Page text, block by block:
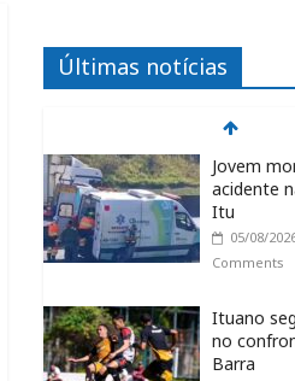
Últimas notícias
Jovem
acidente
Itu
05/08/
Comments
Ituano
no
Barra